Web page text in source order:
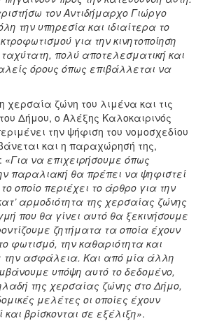
τον Αντιδήμαρχο Γιώργο
την υπηρεσία και ιδιαίτερα το
για την κινητοποίηση
πολύ αποτελεσματική και
όρους όπως επιβάλλεται να
ζώνη του λιμένα και τις
Δήμου, ο Αλέξης Καλοκαιρινός
την ψήφιση του νομοσχεδίου
και η παραχώρησή της,
«Για να επιχειρήσουμε όπως
παραλιακή θα πρέπει να ψηφιστεί
οποίο περιέχει το άρθρο για την
αρμοδιότητα της χερσαίας ζώνης
που θα γίνει αυτό θα ξεκινήσουμε
ζητήματα τα οποία έχουν
φωτισμό, την καθαριότητα και
την ασφάλεια. Και από μία άλλη
υπόψη αυτό το δεδομένο,
της χερσαίας ζώνης στο Δήμο,
μελέτες οι οποίες έχουν
βρίσκονται σε εξέλιξη».